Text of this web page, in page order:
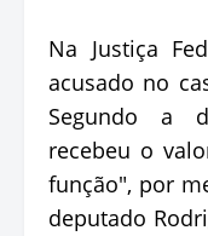
Na Justiça
acusado no
Segundo a
recebeu o
função", por
deputado